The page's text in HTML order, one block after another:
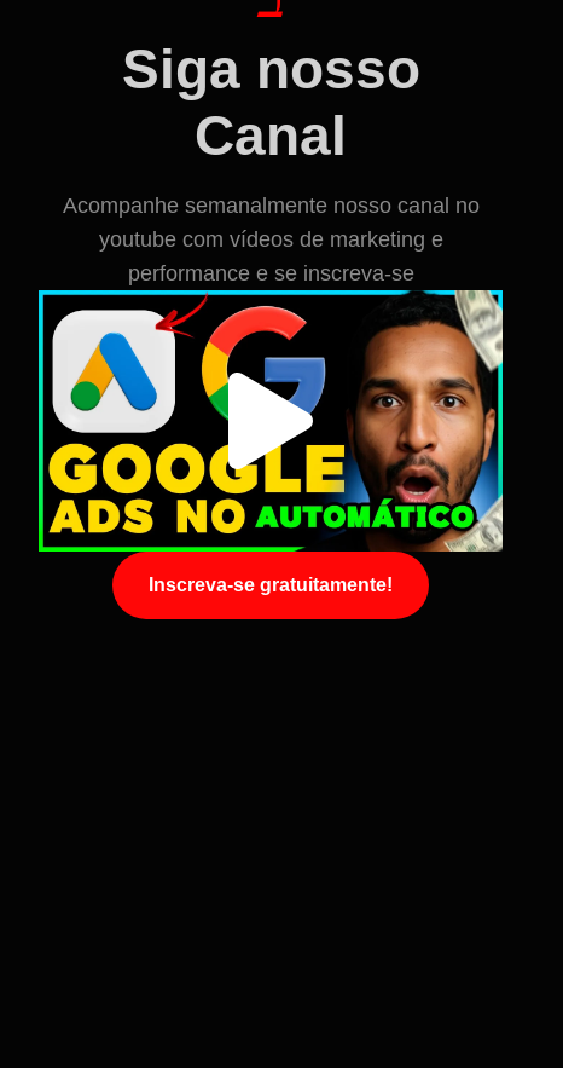
Siga nosso
Canal
Acompanhe semanalmente nosso canal no
youtube com vídeos de marketing e
performance e se inscreva-se
Inscreva-se gratuitamente!